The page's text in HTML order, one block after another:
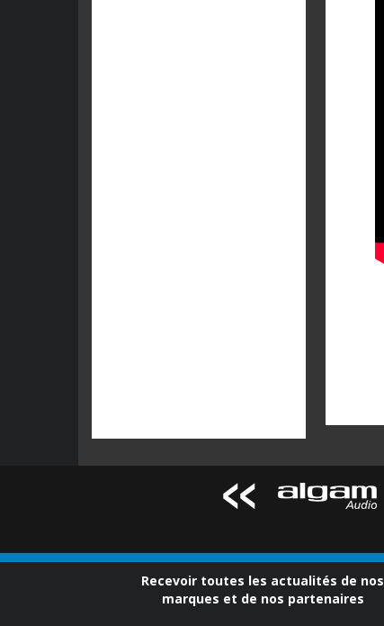
Recevoir toutes les actualités de nos
marques et de nos partenaires